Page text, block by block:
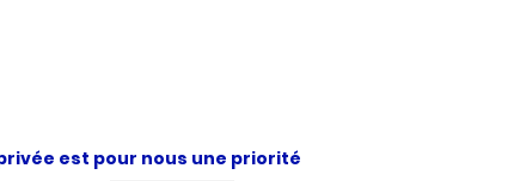
est pour nous une priorité